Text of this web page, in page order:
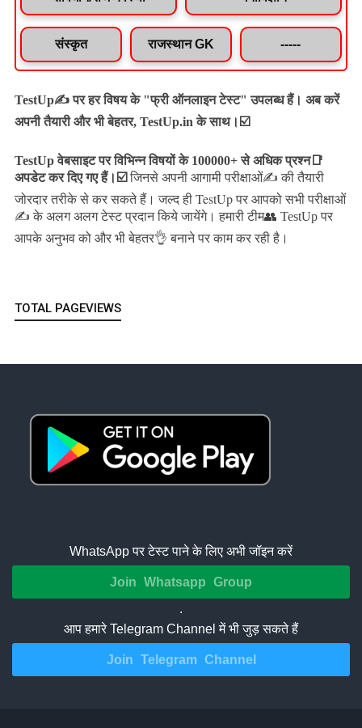
संस्कृत राजस्थान GK -----
TestUp✍️ पर हर विषय के "फ्री ऑनलाइन टेस्ट" उपलब्ध हैं। अब करें
अपनी तैयारी और भी बेहतर, TestUp.in के साथ।☑️
TestUp वेबसाइट पर विभिन्न विषयों के 100000+ से अधिक प्रश्न📑
अपडेट कर दिए गए हैं। ☑️ जिनसे अपनी आगामी परीक्षाओं✍️ की तैयारी
जोरदार तरीके से कर सकते हैं।जल्द ही TestUp पर आपको सभी परीक्षाओं
✍️ के अलग अलग टेस्ट प्रदान किये जायेंगे। हमारी टीम👥 TestUp पर
आपके अनुभव को और भी बेहतर👌 बनाने पर काम कर रही है।
TOTAL PAGEVIEWS
WhatsApp पर टेस्ट पाने के लिए अभी जॉइन करें
Join Whatsapp Group
.
आप हमारे Telegram Channel में भी जुड़ सकते हैं
Join Telegram Channel